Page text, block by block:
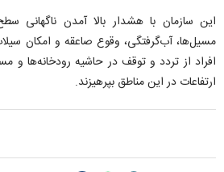
این سازمان با هشدار بالا آمدن ناگهانی
مسیل‌ها، آب‌گرفتگی، وقوع صاعقه و امکان
افراد از تردد و توقف در حاشیه رودخانه‌ها و
ارتفاعات در این مناطق بپرهیزند.